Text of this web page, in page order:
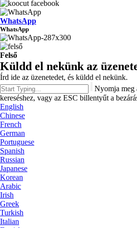
WhatsApp
WhatsApp
Felső
Küldd el nekünk az
Írd ide az üzenetedet, és küldd el nekünk.
Nyomja meg
kereséshez, vagy az ESC billentyűt a
English
Chinese
French
German
Portuguese
Spanish
Russian
Japanese
Korean
Arabic
Irish
Greek
Turkish
Italian